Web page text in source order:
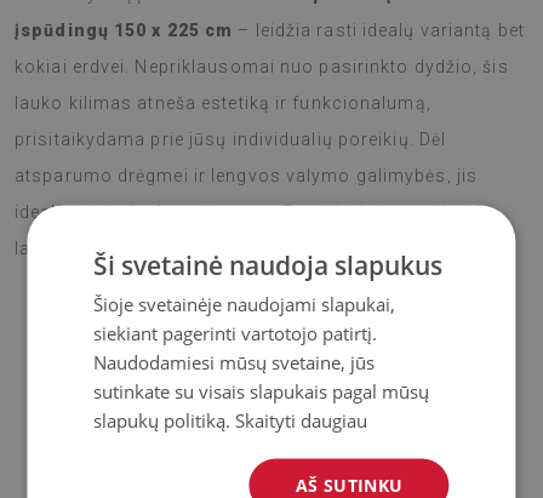
įspūdingų 150 x 225 cm – leidžia rasti idealų variantą bet
kokiai erdvei. Nepriklausomai nuo pasirinkto dydžio, šis
lauko kilimas atneša estetiką ir funkcionalumą,
prisitaikydama prie jūsų individualių poreikių. Dėl
atsparumo drėgmei ir lengvos valymo galimybės, jis
idealiai tinka lauko sąlygoms. Tegul kiekviena akimirka
lauke su šiuo kilimu tampa jaukesnė ir spalvingesnė!
: Vinilas padengtas PES tinkleliu.
1,6 mm
Didelis atsparumas spalvos pasikeitimui ir
Ši svetainė naudoja slapukus
Šioje svetainėje naudojami slapukai,
siekiant pagerinti vartotojo patirtį.
Naudodamiesi mūsų svetaine, jūs
sutinkate su visais slapukais pagal mūsų
slapukų politiką.Skaityti daugiau
AŠ SUTINKU